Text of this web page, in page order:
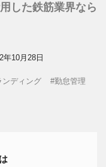
した鉄筋業界なら
年10月28日
ンディング
勤怠管理